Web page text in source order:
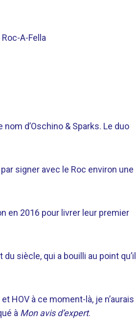
A-Fella
d’Oschino & Sparks. Le duo
signer avec le Roc environ une
en 2016 pour livrer leur premier
siècle, qui a bouilli au point qu’il
HOV à ce moment-là, je n’aurais
à Mon avis d’expert.